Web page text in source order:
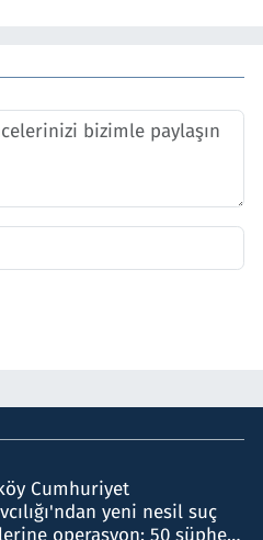
Cumhuriyet
yeni nesil suç
operasyon: 50 şüpheli